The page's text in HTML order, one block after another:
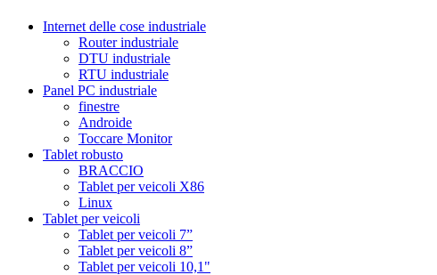
Internet delle cose industriale
Router industriale
DTU industriale
RTU industriale
Panel PC industriale
finestre
Androide
Toccare Monitor
Tablet robusto
BRACCIO
Tablet per veicoli X86
Linux
Tablet per veicoli
Tablet per veicoli 7”
Tablet per veicoli 8”
Tablet per veicoli 10,1"